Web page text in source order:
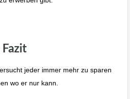
jeder immer mehr zu sparen
wo er nur kann.